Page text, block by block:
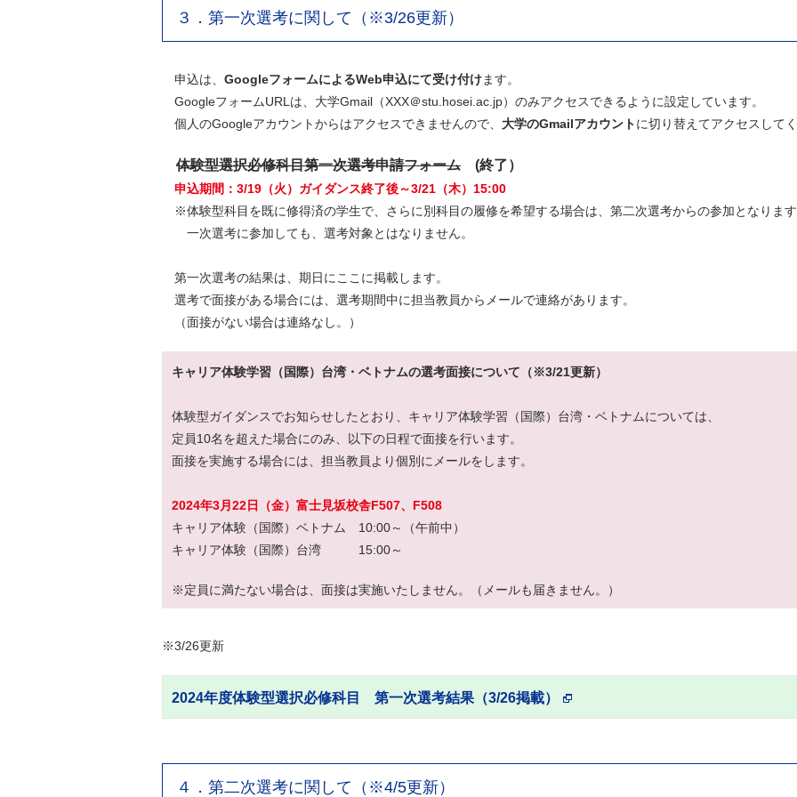
３．第一次選考に関して（※3/26更新）
申込は、 GoogleフォームによるWeb申込にて受け付けます。
GoogleフォームURLは、大学Gmail（XXX＠stu.hosei.ac.jp）のみアクセスできるように設定しています。
個人のGoogleアカウントからはアクセスできませんので、 大学のGmailアカウントに切り替えてアクセスしてく
体験型選択必修科目第一次選考申請フォーム (終了）
申込期間：3/19（火）ガイダンス終了後～3/21（木）15:00
※体験型科目を既に修得済の学生で、さらに別科目の履修を希望する場合は、第二次選考からの参加となります
一次選考に参加しても、選考対象とはなりません。
第一次選考の結果は、期日にここに掲載します。
選考で面接がある場合には、選考期間中に担当教員からメールで連絡があります。
（面接がない場合は連絡なし。）
キャリア体験学習（国際）台湾・ベトナムの選考面接について（※3/21更新）
体験型ガイダンスでお知らせしたとおり、キャリア体験学習（国際）台湾・ベトナムについては、
定員10名を超えた場合にのみ、以下の日程で面接を行います。
面接を実施する場合には、担当教員より個別にメールをします。
2024年3月22日（金）富士見坂校舎F507、F508
キャリア体験（国際）ベトナム 10:00～（午前中）
キャリア体験（国際）台湾 15:00～
※定員に満たない場合は、面接は実施いたしません。（メールも届きません。）
※3/26更新
2024年度体験型選択必修科目 第一次選考結果（3/26掲載）
４．第二次選考に関して（※4/5更新）